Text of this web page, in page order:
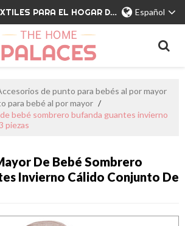
FABRICANTE DE TEXTILES PARA EL HOGAR DE MARCA PRIVADA Español
de punto para bebés al por mayor
para bebé al por mayor /
bebé sombrero bufanda guantes invierno
piezas
De Bebé Sombrero
Invierno Cálido Conjunto De